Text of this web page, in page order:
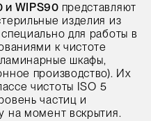
и WIPS90 представляют
изделия из
для работы в
к чистоте
шкафы,
производство). Их
чистоты ISO 5
частиц и
на момент вскрытия.